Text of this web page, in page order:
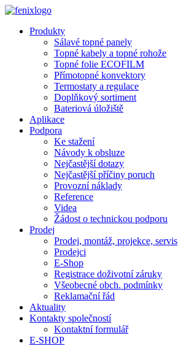
Přejít k hlavnímu obsahu
Produkty
Sálavé topné panely
Topné kabely a topné rohože
Topné folie ECOFILM
Přímotopné konvektory
Termostaty a regulace
Doplňkový sortiment
Bateriová úložiště
Aplikace
Podpora
Ke stažení
Návody k obsluze
Nejčastější dotazy
Nejčastější příčiny poruch
Provozní náklady
Reference
Videa
Žádost o technickou podporu
Prodej
Prodej, montáž, projekce, servis
Prodejci
E-Shop
Registrace doživotní záruky
Všeobecné obch. podmínky
Reklamační řád
Aktuality
Kontakty společností
Kontaktní formulář
E-SHOP